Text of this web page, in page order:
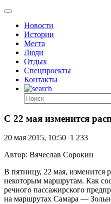
Новости
Истории
Места
Люди
Отдых
Спецпроекты
Контакты
С 22 мая изменится
20 мая 2015, 10:50 1 233
Автор: Вячеслав Сорокин
В пятницу, 22 мая, изменится
некоторым маршрутам. Как
речного пассажирского
на маршрутах Самара —